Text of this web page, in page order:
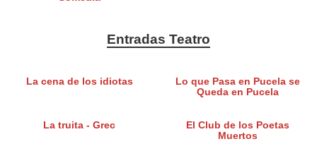
Entradas Teatro
La cena de los idiotas
Lo que Pasa en Pucela se
Queda en Pucela
La truita - Grec
El Club de los Poetas
Muertos